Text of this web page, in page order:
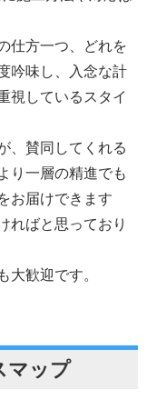
仕方一つ、どれを
吟味し、入念な計
視しているスタイ
、賛同してくれる
り一層の精進でも
お届けできます
ればと思っており
大歓迎です。
マップ